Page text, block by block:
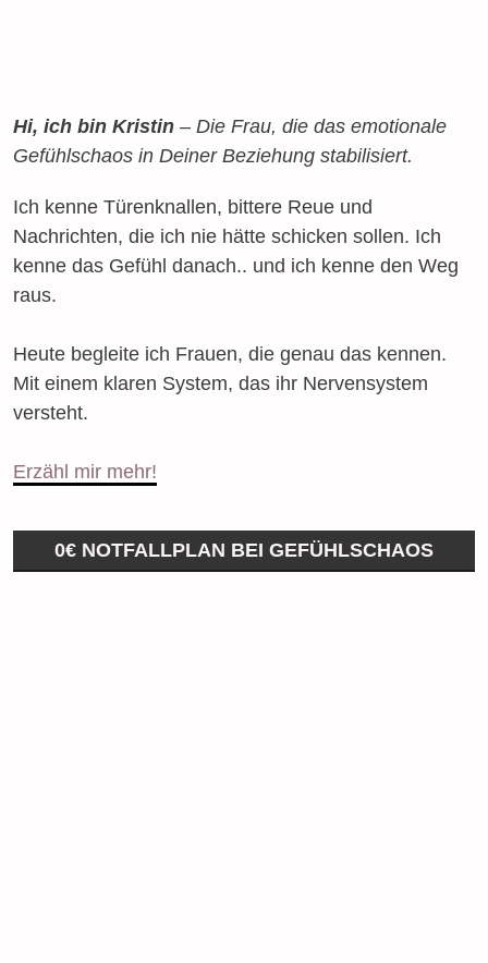
Hi, ich bin Kristin – Die Frau, die das emotionale
Gefühlschaos in Deiner Beziehung stabilisiert.
Ich kenne Türenknallen, bittere Reue und
Nachrichten, die ich nie hätte schicken sollen. Ich
kenne das Gefühl danach.. und ich kenne den Weg
raus.
Heute begleite ich Frauen, die genau das kennen.
Mit einem klaren System, das ihr Nervensystem
versteht.
Erzähl mir mehr!
0€ NOTFALLPLAN BEI GEFÜHLSCHAOS